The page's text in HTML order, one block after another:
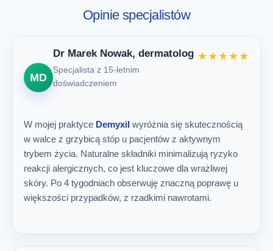
Opinie specjalistów
MD
Dr Marek Nowak, dermatolog
Specjalista z 15-letnim
doświadczeniem
★★★★★
W mojej praktyce Demyxil wyróżnia się skutecznością
w walce z grzybicą stóp u pacjentów z aktywnym
trybem życia. Naturalne składniki minimalizują ryzyko
reakcji alergicznych, co jest kluczowe dla wrażliwej
skóry. Po 4 tygodniach obserwuję znaczną poprawę u
większości przypadków, z rzadkimi nawrotami.